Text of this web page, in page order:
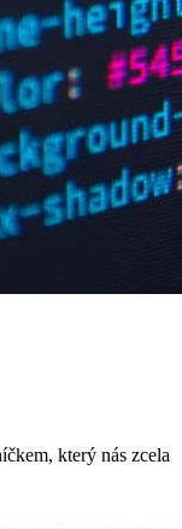
který nás zcela